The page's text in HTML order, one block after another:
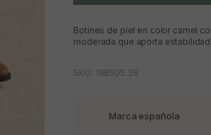
Botines de piel en color camel
moderada que aporta
SKU: 198505.36
Marca española